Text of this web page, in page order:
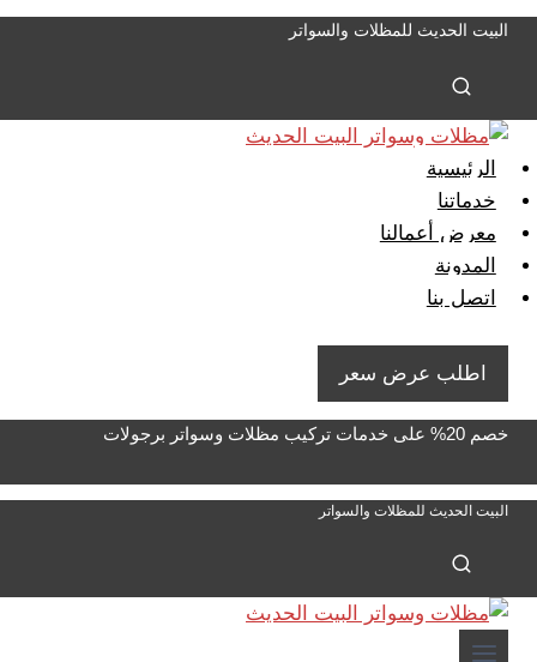
التجاوز
البيت الحديث للمظلات والسواتر
الرئيسية
خدماتنا
معرض أعمالنا
المدونة
اتصل بنا
اطلب عرض سعر
خصم 20% على خدمات تركيب مظلات وسواتر برجولات
البيت الحديث للمظلات والسواتر